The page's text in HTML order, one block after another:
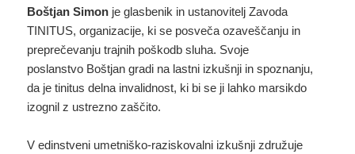
Boštjan Simon je glasbenik in ustanovitelj Zavoda
TINITUS, organizacije, ki se posveča ozaveščanju in
preprečevanju trajnih poškodb sluha. Svoje
poslanstvo Boštjan gradi na lastni izkušnji in spoznanju,
da je tinitus delna invalidnost, ki bi se ji lahko marsikdo
izognil z ustrezno zaščito.
V edinstveni umetniško-raziskovalni izkušnji združuje